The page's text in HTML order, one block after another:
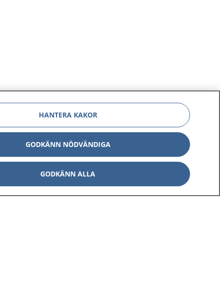
Om 1177
Kontakt
HANTERA KAKOR
GODKÄNN NÖDVÄNDIGA
GODKÄNN ALLA